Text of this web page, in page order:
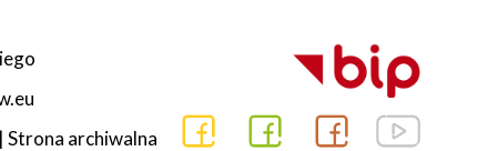
| Strona archiwalna